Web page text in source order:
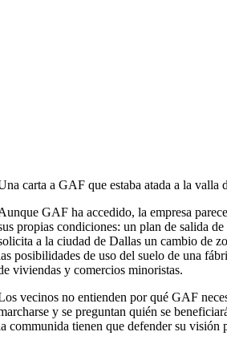
carta a GAF que estaba atada a la valla
GAF ha accedido, la empresa
propias condiciones: un plan de salida de
a la ciudad de Dallas un cambio de
posibilidades de uso del suelo de una
viviendas y comercios minoristas.
vecinos no entienden por qué GAF
y se preguntan quién se
communida tienen que defender su visión